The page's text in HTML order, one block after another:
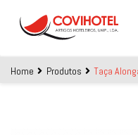
Home Produtos Taça